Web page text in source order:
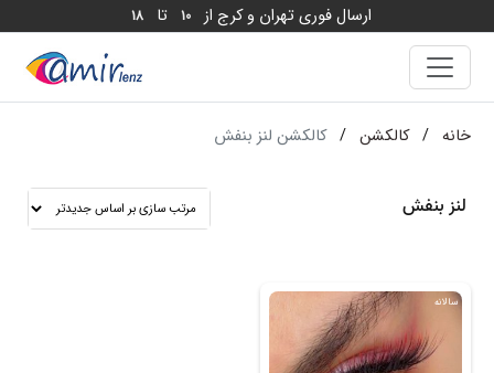
ارسال فوری تهران و کرج از 10 تا 18
خانه / کالکشن / کالکشن لنز بنفش
لنز بنفش
سالانه